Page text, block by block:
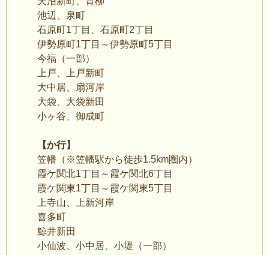
池辺、泉町
石原町1丁目、石原町2丁目
伊勢原町1丁目～伊勢原町5丁目
今福（一部）
上戸、上戸新町
大中居、扇河岸
大袋、大袋新田
小ヶ谷、御成町
【か行】
笠幡（※笠幡駅から徒歩1.5km圏内）
霞ケ関北1丁目～霞ケ関北6丁目
霞ケ関東1丁目～霞ケ関東5丁目
上寺山、上新河岸
喜多町
鯨井新田
小仙波、小中居、小堤（一部）